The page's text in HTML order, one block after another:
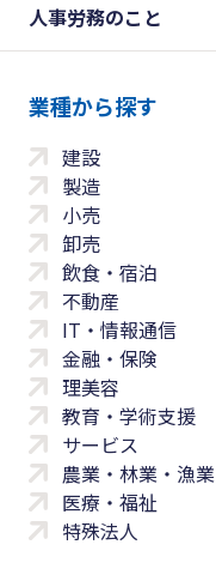
人事労務のこと
業種から探す
建設
製造
小売
卸売
飲食・宿泊
不動産
IT・情報通信
金融・保険
理美容
教育・学術支援
サービス
農業・林業・漁業
医療・福祉
特殊法人